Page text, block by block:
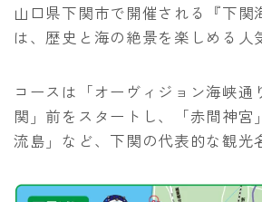
山口県下関市で開催される『下関
は、歴史と海の絶景を楽しめる人
コースは「オーヴィジョン海峡通
関」前をスタートし、「赤間神宮
流島」など、下関の代表的な観光